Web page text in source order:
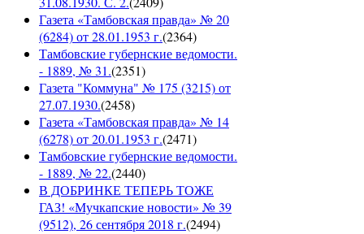
Газета «Тамбовская правда» № 20
(6284) от 28.01.1953 г.(2364)
Тамбовские губернские ведомости.
- 1889, № 31.(2351)
Газета "Коммуна" № 175 (3215) от
27.07.1930.(2458)
Газета «Тамбовская правда» № 14
(6278) от 20.01.1953 г.(2471)
Тамбовские губернские ведомости.
- 1889, № 22.(2440)
В ДОБРИНКЕ ТЕПЕРЬ ТОЖЕ
ГАЗ! «Мучкапские новости» № 39
(9512), 26 сентября 2018 г.(2494)